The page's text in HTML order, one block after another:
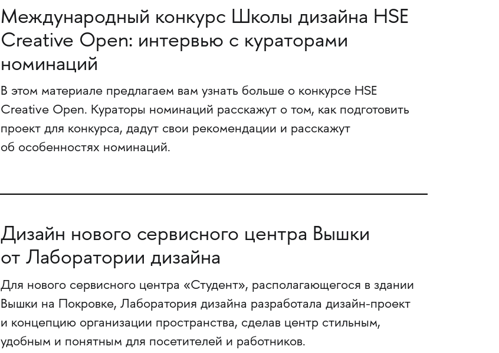
Международный конкурс Школы дизайна HSE
Creative Open: интервью с кураторами
номинаций
В этом материале предлагаем вам узнать больше о конкурсе HSE
Creative Open. Кураторы номинаций расскажут о том, как подготовить
проект для конкурса, дадут свои рекомендации и расскажут
об особенностях номинаций.
Дизайн нового сервисного центра Вышки
от Лаборатории дизайна
Для нового сервисного центра «Студент», располагающегося в здании
Вышки на Покровке, Лаборатория дизайна разработала дизайн-проект
и концепцию организации пространства, сделав центр стильным,
удобным и понятным для посетителей и работников.